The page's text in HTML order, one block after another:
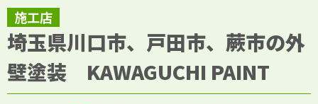
施工店
埼玉県川口市、戸田市、蕨市の外
壁塗装 KAWAGUCHI PAINT